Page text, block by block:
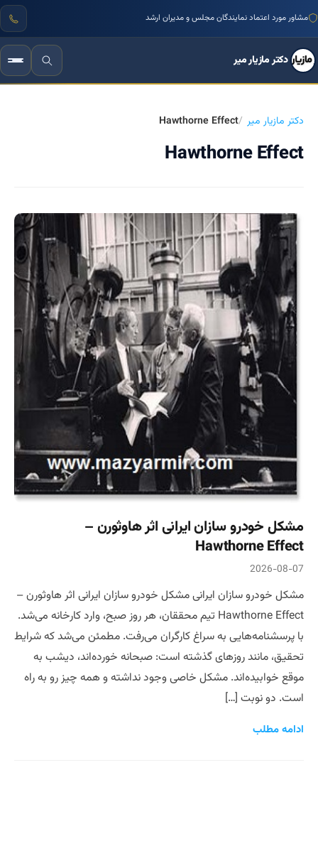
مشاور مورد اعتماد نمایندگان مجلس و مدیران ارشد
دکتر مازیار میر
دکتر مازیار میر Hawthorne Effect
Hawthorne Effect
مشکل خودرو سازان ایرانی اثر هاوثورن –
Hawthorne Effect
2026-08-07
مشکل خودرو سازان ایرانی مشکل خودرو سازان ایرانی اثر هاوثورن –
Hawthorne Effect تیم محققان، هر روز صبح، وارد کارخانه می‌شد.
با پرسشنامه‌هایی به سراغ کارگران می‌رفت. مطمئن می‌شد که شرایط
تحقیق، مانند روزهای گذشته است: صبحانه خورده‌اند، دیشب به
موقع خوابیده‌اند. مشکل خاصی وجود نداشته و همه چیز رو به راه
است. دو نوبت […]
ادامه مطلب